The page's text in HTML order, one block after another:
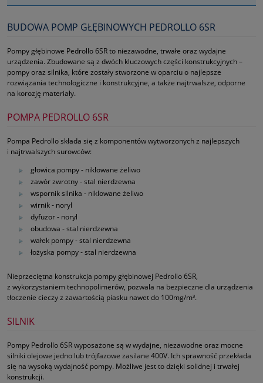
BUDOWA POMP GŁĘBINOWYCH PEDROLLO 6SR
Pompy głębinowe Pedrollo 6SR to niezawodne, trwałe oraz wydajne
urządzenia. Zbudowane są z dwóch kluczowych części konstrukcyjnych –
pompy oraz silnika, które zostały stworzone w oparciu o najlepsze
rozwiązania technologiczne i konstrukcyjne, a także najtrwalsze, odporne
na korozję materiały.
POMPA PEDROLLO 6SR
Pompa Pedrollo składa się z komponentów wytworzonych z najlepszych
i najtrwalszych surowców:
głowica pompy ‑ niklowane żeliwo
zawór zwrotny ‑ stal nierdzewna
wspornik silnika ‑ niklowane żeliwo
wirnik ‑ noryl
dyfuzor ‑ noryl
obudowa ‑ stal nierdzewna
wałek pompy ‑ stal nierdzewna
łożyska pompy ‑ stal nierdzewna
Nieprzeciętna konstrukcja pompy głębinowej Pedrollo 6SR,
z wykorzystaniem technopolimerów, pozwala na bezpieczne dla urządzenia
tłoczenie cieczy z zawartością piasku nawet do 100mg/m³.
SILNIK
Pompy Pedrollo 6SR wyposażone są w wydajne, niezawodne oraz mocne
silniki olejowe jedno lub trójfazowe zasilane 400V. Ich sprawność przekłada
się na wysoką wydajność pompy. Możliwe jest to dzięki solidnej i trwałej
konstrukcji.